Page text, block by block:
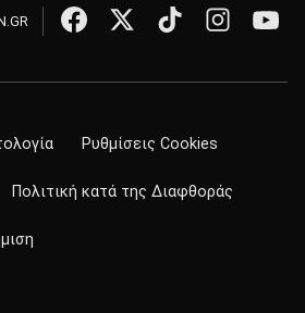
Ρυθμίσεις Cookies
Πολιτική κατά της Διαφθοράς